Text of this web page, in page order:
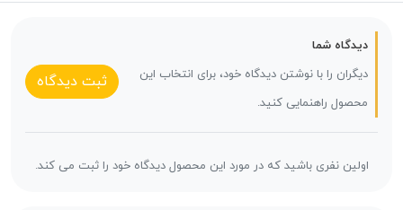
دیدگاه شما
دیگران را با نوشتن دیدگاه خود، برای انتخاب این
محصول راهنمایی کنید.
ثبت دیدگاه
اولین نفری باشید که در مورد این محصول دیدگاه خود را ثبت می کند.